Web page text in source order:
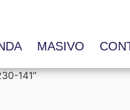
MASIVO
141”